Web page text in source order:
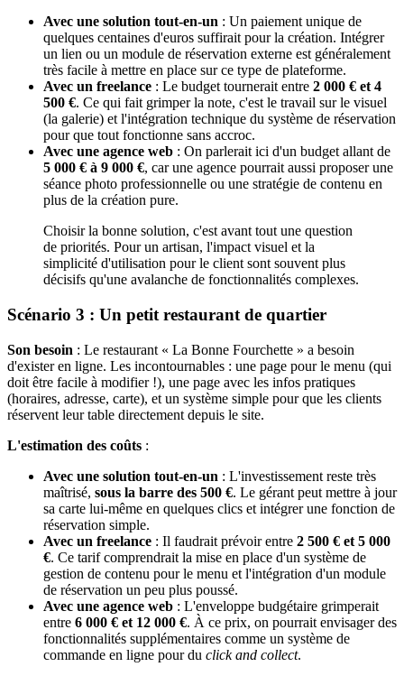
Avec une solution tout-en-un : Un paiement unique de
quelques centaines d'euros suffirait pour la création. Intégrer
un lien ou un module de réservation externe est généralement
très facile à mettre en place sur ce type de plateforme.
Avec un freelance : Le budget tournerait entre 2 000 € et 4
500 €. Ce qui fait grimper la note, c'est le travail sur le visuel
(la galerie) et l'intégration technique du système de réservation
pour que tout fonctionne sans accroc.
Avec une agence web : On parlerait ici d'un budget allant de
5 000 € à 9 000 €, car une agence pourrait aussi proposer une
séance photo professionnelle ou une stratégie de contenu en
plus de la création pure.
Choisir la bonne solution, c'est avant tout une question
de priorités. Pour un artisan, l'impact visuel et la
simplicité d'utilisation pour le client sont souvent plus
décisifs qu'une avalanche de fonctionnalités complexes.
Scénario 3 : Un petit restaurant de quartier
Son besoin : Le restaurant « La Bonne Fourchette » a besoin
d'exister en ligne. Les incontournables : une page pour le menu (qui
doit être facile à modifier !), une page avec les infos pratiques
(horaires, adresse, carte), et un système simple pour que les clients
réservent leur table directement depuis le site.
L'estimation des coûts :
Avec une solution tout-en-un : L'investissement reste très
maîtrisé, sous la barre des 500 €. Le gérant peut mettre à jour
sa carte lui-même en quelques clics et intégrer une fonction de
réservation simple.
Avec un freelance : Il faudrait prévoir entre 2 500 € et 5 000
€. Ce tarif comprendrait la mise en place d'un système de
gestion de contenu pour le menu et l'intégration d'un module
de réservation un peu plus poussé.
Avec une agence web : L'enveloppe budgétaire grimperait
entre 6 000 € et 12 000 €. À ce prix, on pourrait envisager des
fonctionnalités supplémentaires comme un système de
commande en ligne pour du click and collect.